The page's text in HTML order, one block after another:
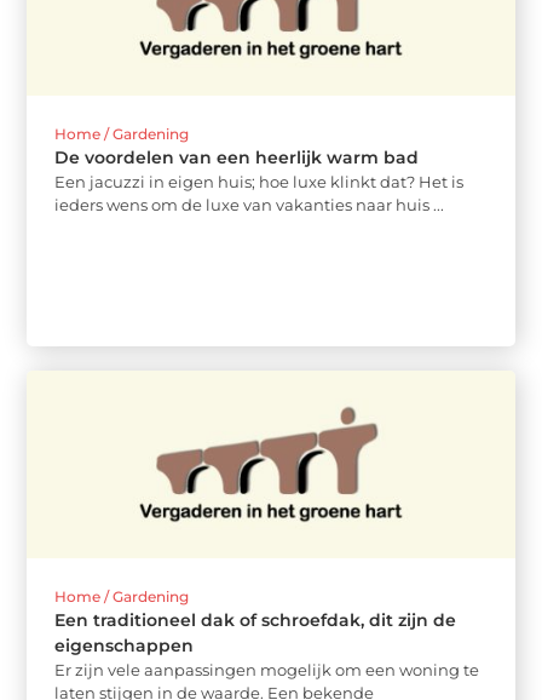
Home / Gardening
De voordelen van een heerlijk warm bad
Een jacuzzi in eigen huis; hoe luxe klinkt dat? Het is
ieders wens om de luxe van vakanties naar huis ...
Home / Gardening
Een traditioneel dak of schroefdak, dit zijn de
eigenschappen
Er zijn vele aanpassingen mogelijk om een woning te
laten stijgen in de waarde. Een bekende